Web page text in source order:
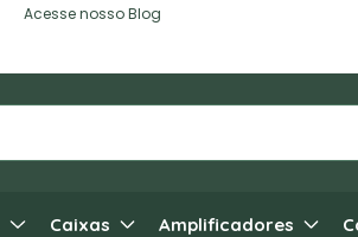
Acesse nosso Blog
Caixas Amplificadores